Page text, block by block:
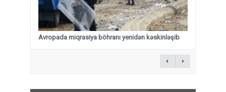
Avropada miqrasiya böhranı yenidən kəskinləşib